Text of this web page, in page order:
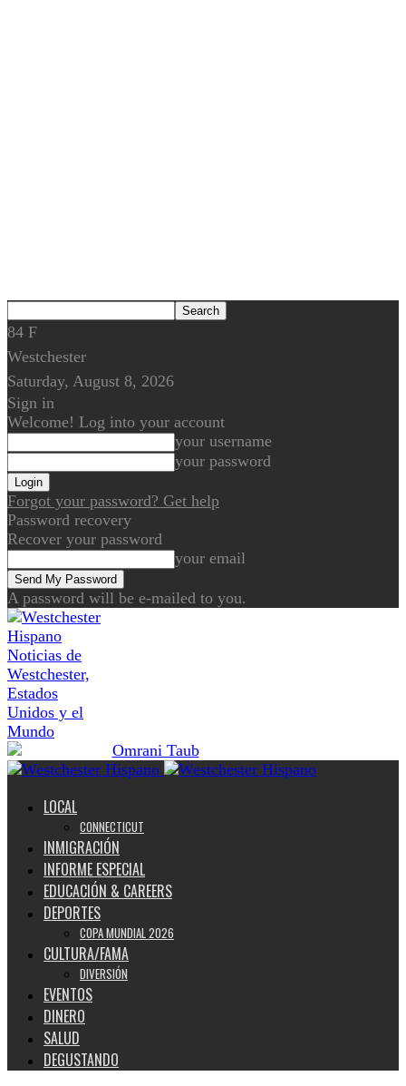
84 F
Westchester
Saturday, August 8, 2026
Sign in
Welcome! Log into your account
your username
your password
Forgot your password? Get help
Password recovery
Recover your password
your email
A password will be e-mailed to you.
Noticias de
Westchester,
Estados
Unidos y el
Mundo
LOCAL
CONNECTICUT
INMIGRACIÓN
INFORME ESPECIAL
EDUCACIÓN & CAREERS
DEPORTES
COPA MUNDIAL 2026
CULTURA/FAMA
DIVERSIÓN
EVENTOS
DINERO
SALUD
DEGUSTANDO